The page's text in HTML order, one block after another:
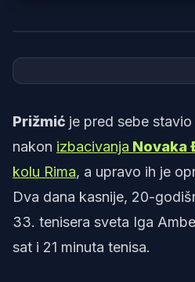
Prižmić je pred sebe
nakon izbacivanja Novaka
kolu Rima, a upravo ih je
Dva dana kasnije, 20-
33. tenisera sveta Iga
sat i 21 minuta tenisa.